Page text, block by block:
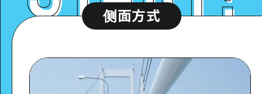
侧面方式